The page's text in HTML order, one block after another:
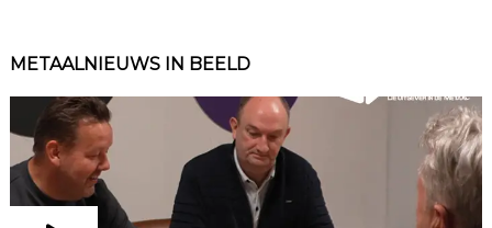
METAALNIEUWS IN BEELD